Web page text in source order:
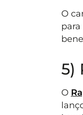
O
para
5)
O